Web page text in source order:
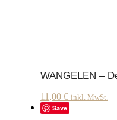
WANGELEN –
11,00 € inkl. MwSt.
Save